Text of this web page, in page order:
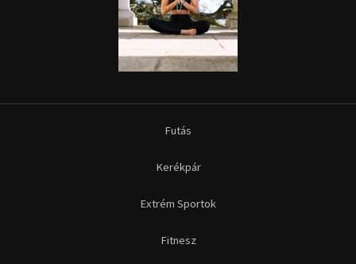
Futás
Kerékpár
Extrém Sportok
Fitnesz